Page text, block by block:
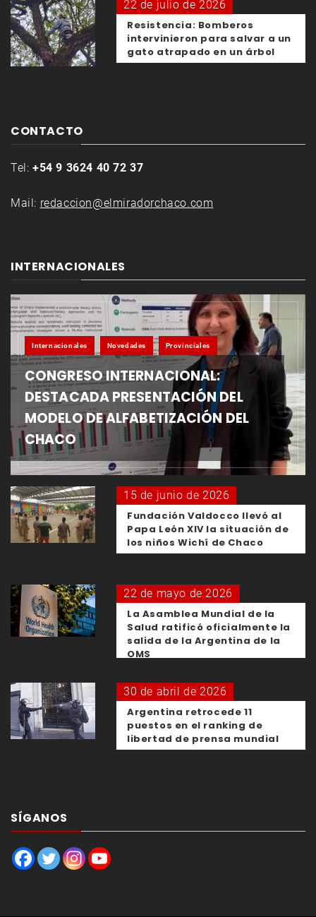
22 de julio de 2026
Resistencia: Bomberos
intervinieron para salvar a un
gato atrapado en un árbol
CONTACTO
Tel: +54 9 3624 40 72 37
Mail: redaccion@elmiradorchaco.com
INTERNACIONALES
Internacionales Novedades Provinciales
CONGRESO INTERNACIONAL:
DESTACADA PRESENTACIÓN DEL
MODELO DE ALFABETIZACIÓN DEL
CHACO
15 de junio de 2026
Fundación Valdocco llevó al
Papa León XIV la situación de
los niños Wichí de Chaco
22 de mayo de 2026
La Asamblea Mundial de la
Salud ratificó oficialmente la
salida de la Argentina de la
OMS
30 de abril de 2026
Argentina retrocede 11
puestos en el ranking de
libertad de prensa mundial
SÍGANOS